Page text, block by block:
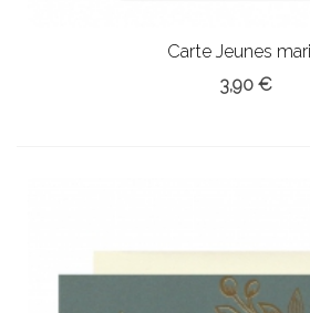
Carte Jeunes
3,90 €